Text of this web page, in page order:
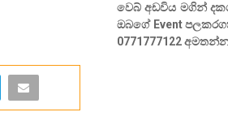
වෙබ් අඩවිය මගින්
ඔබගේ Event
0771777122